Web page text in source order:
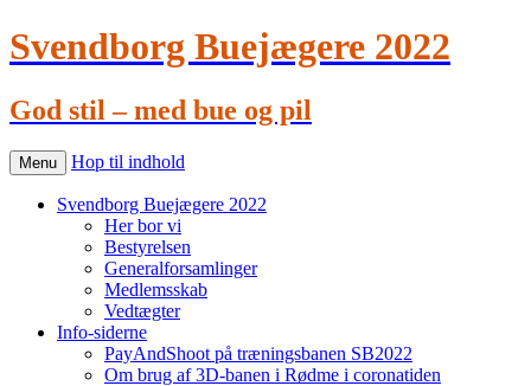
Svendborg Buejægere 2022
God stil – med bue og pil
Menu Hop til indhold
Svendborg Buejægere 2022
Her bor vi
Bestyrelsen
Generalforsamlinger
Medlemsskab
Vedtægter
Info-siderne
PayAndShoot på træningsbanen SB2022
Om brug af 3D-banen i Rødme i coronatiden